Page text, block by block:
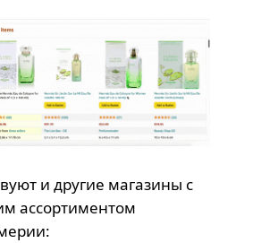
и другие магазины с
ассортиментом